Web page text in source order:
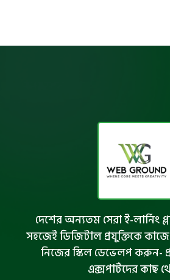
দেশের অন্যতম সেরা ই-লার্নিং
সহজেই ডিজিটাল প্রযুক্তিকে
নিজের স্কিল ডেভেলপ করুন-
এক্সপার্টদের কাছ